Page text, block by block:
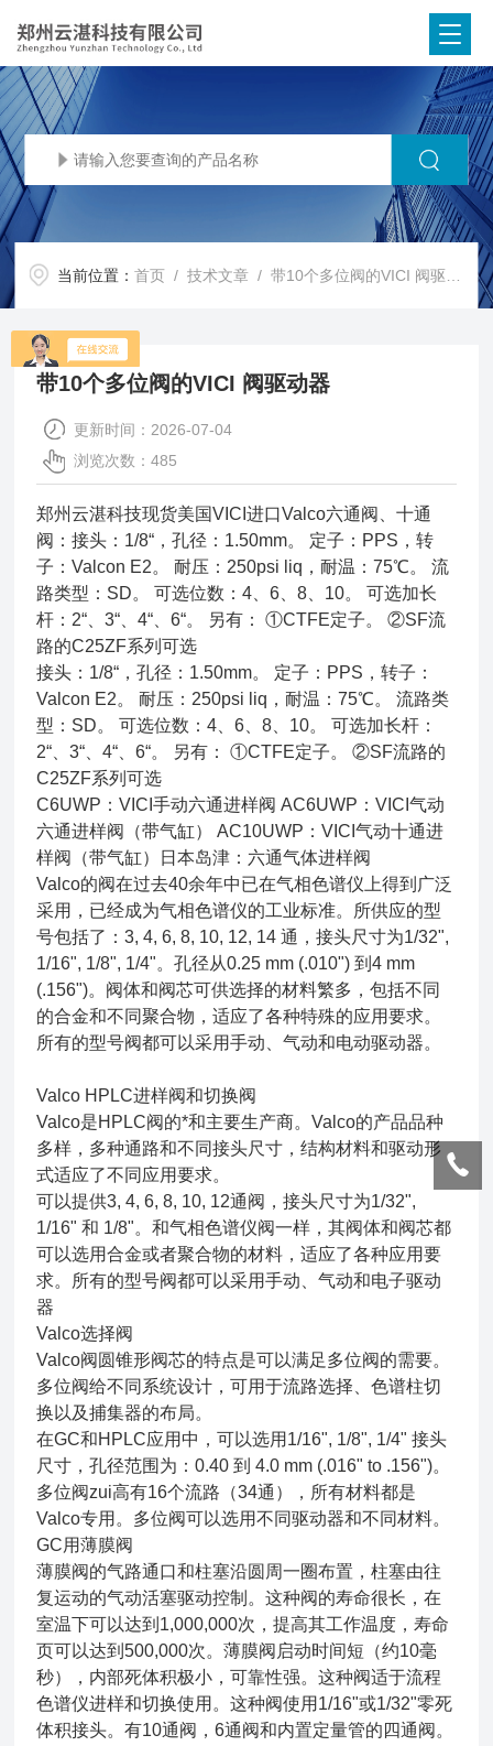
当前位置：首页 /技术文章 / 带10个多位阀的VICI 阀驱动器
带10个多位阀的VICI 阀驱动器
更新时间：2026-07-04
浏览次数：485
郑州云湛科技现货美国VICI进口Valco六通阀、十通
阀：接头：1/8“，孔径：1.50mm。 定子：PPS，转
子：Valcon E2。 耐压：250psi liq，耐温：75℃。 流
路类型：SD。 可选位数：4、6、8、10。 可选加长
杆：2“、3“、4“、6“。 另有： ①CTFE定子。 ②SF流
路的C25ZF系列可选
接头：1/8“，孔径：1.50mm。 定子：PPS，转子：
Valcon E2。 耐压：250psi liq，耐温：75℃。 流路类
型：SD。 可选位数：4、6、8、10。 可选加长杆：
2“、3“、4“、6“。 另有： ①CTFE定子。 ②SF流路的
C25ZF系列可选
C6UWP：VICI手动六通进样阀 AC6UWP：VICI气动
六通进样阀（带气缸） AC10UWP：VICI气动十通进
样阀（带气缸）日本岛津：六通气体进样阀
Valco的阀在过去40余年中已在气相色谱仪上得到广泛
采用，已经成为气相色谱仪的工业标准。所供应的型
号包括了：3, 4, 6, 8, 10, 12, 14 通，接头尺寸为1/32",
1/16", 1/8", 1/4"。孔径从0.25 mm (.010") 到4 mm
(.156")。阀体和阀芯可供选择的材料繁多，包括不同
的合金和不同聚合物，适应了各种特殊的应用要求。
所有的型号阀都可以采用手动、气动和电动驱动器。
Valco HPLC进样阀和切换阀
Valco是HPLC阀的*和主要生产商。Valco的产品品种
多样，多种通路和不同接头尺寸，结构材料和驱动形
式适应了不同应用要求。
可以提供3, 4, 6, 8, 10, 12通阀，接头尺寸为1/32",
1/16" 和 1/8"。和气相色谱仪阀一样，其阀体和阀芯都
可以选用合金或者聚合物的材料，适应了各种应用要
求。所有的型号阀都可以采用手动、气动和电子驱动
器
Valco选择阀
Valco阀圆锥形阀芯的特点是可以满足多位阀的需要。
多位阀给不同系统设计，可用于流路选择、色谱柱切
换以及捕集器的布局。
在GC和HPLC应用中，可以选用1/16", 1/8", 1/4" 接头
尺寸，孔径范围为：0.40 到 4.0 mm (.016" to .156")。
多位阀zui高有16个流路（34通），所有材料都是
Valco专用。多位阀可以选用不同驱动器和不同材料。
GC用薄膜阀
薄膜阀的气路通口和柱塞沿圆周一圈布置，柱塞由往
复运动的气动活塞驱动控制。这种阀的寿命很长，在
室温下可以达到1,000,000次，提高其工作温度，寿命
页可以达到500,000次。薄膜阀启动时间短（约10毫
秒），内部死体积极小，可靠性强。这种阀适于流程
色谱仪进样和切换使用。这种阀使用1/16"或1/32"零死
体积接头。有10通阀，6通阀和内置定量管的四通阀。